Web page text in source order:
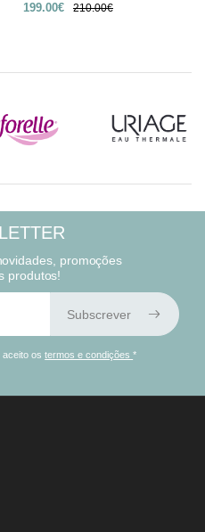
199.00€ 210.00€
promoções
produtos!
Subscrever
aceito ostermos e condições*